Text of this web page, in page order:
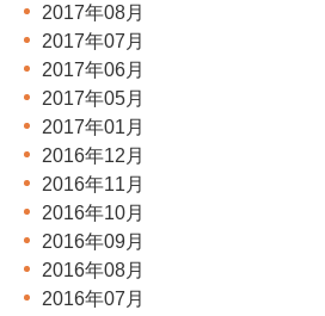
2017年08月
2017年07月
2017年06月
2017年05月
2017年01月
2016年12月
2016年11月
2016年10月
2016年09月
2016年08月
2016年07月